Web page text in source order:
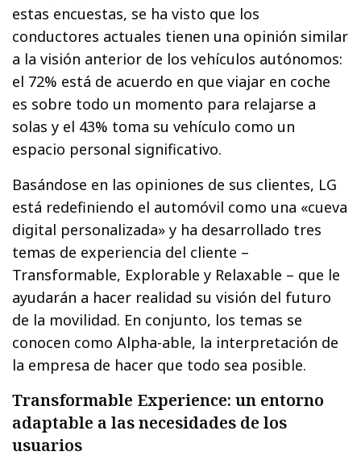
estas encuestas, se ha visto que los
conductores actuales tienen una opinión similar
a la visión anterior de los vehículos autónomos:
el 72% está de acuerdo en que viajar en coche
es sobre todo un momento para relajarse a
solas y el 43% toma su vehículo como un
espacio personal significativo.
Basándose en las opiniones de sus clientes, LG
está redefiniendo el automóvil como una «cueva
digital personalizada» y ha desarrollado tres
temas de experiencia del cliente –
Transformable, Explorable y Relaxable – que le
ayudarán a hacer realidad su visión del futuro
de la movilidad. En conjunto, los temas se
conocen como Alpha-able, la interpretación de
la empresa de hacer que todo sea posible.
Transformable Experience: un entorno
adaptable a las necesidades de los
usuarios